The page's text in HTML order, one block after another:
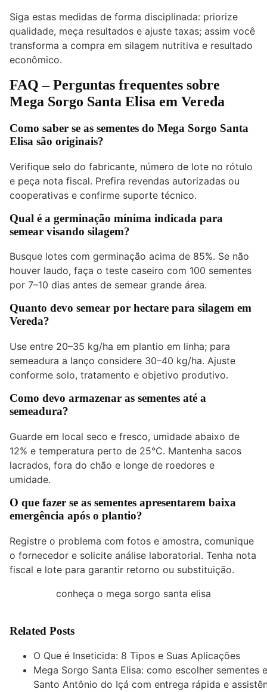
Siga estas medidas de forma disciplinada: priorize
qualidade, meça resultados e ajuste taxas; assim você
transforma a compra em silagem nutritiva e resultado
econômico.
FAQ – Perguntas frequentes sobre
Mega Sorgo Santa Elisa em Vereda
Como saber se as sementes do Mega Sorgo Santa
Elisa são originais?
Verifique selo do fabricante, número de lote no rótulo
e peça nota fiscal. Prefira revendas autorizadas ou
cooperativas e confirme suporte técnico.
Qual é a germinação mínima indicada para
semear visando silagem?
Busque lotes com germinação acima de 85%. Se não
houver laudo, faça o teste caseiro com 100 sementes
por 7–10 dias antes de semear grande área.
Quanto devo semear por hectare para silagem em
Vereda?
Use entre 20–35 kg/ha em plantio em linha; para
semeadura a lanço considere 30–40 kg/ha. Ajuste
conforme solo, tratamento e objetivo produtivo.
Como devo armazenar as sementes até a
semeadura?
Guarde em local seco e fresco, umidade abaixo de
12% e temperatura perto de 25°C. Mantenha sacos
lacrados, fora do chão e longe de roedores e
umidade.
O que fazer se as sementes apresentarem baixa
emergência após o plantio?
Registre o problema com fotos e amostra, comunique
o fornecedor e solicite análise laboratorial. Tenha nota
fiscal e lote para garantir retorno ou substituição.
conheça o mega sorgo santa elisa
Related Posts
O Que é Inseticida: 8 Tipos e Suas Aplicações
Mega Sorgo Santa Elisa: como escolher sementes
Santo Antônio do Içá com entrega rápida e